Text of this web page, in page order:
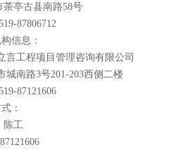
茶亭古县南路58号
87806712
信息：
言工程项目管理咨询有限公司
城南路3号201-203西侧二楼
87121606
：
陈工